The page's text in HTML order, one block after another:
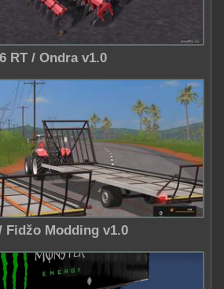
RT / Ondra v1.0
Fidžo Modding v1.0